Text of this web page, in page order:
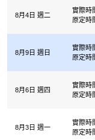
8月4日 週二
實際時
原定時
8月9日 週日
實際時
原定時
8月6日 週四
實際時
原定時
8月3日 週一
實際時
原定時